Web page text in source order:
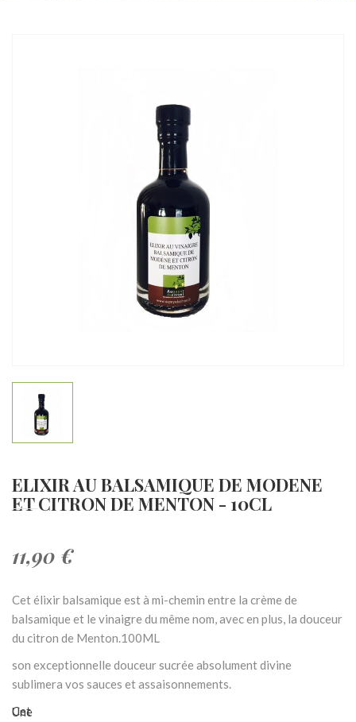
ELIXIR AU BALSAMIQUE DE MODENE
ET CITRON DE MENTON - 10CL
11,90 €
Cet élixir balsamique est à mi-chemin entre la crème de
balsamique et le vinaigre du même nom, avec en plus, la douceur
du citron de Menton.100ML
son exceptionnelle douceur sucrée absolument divine
sublimera vos sauces et assaisonnements.
Cet
Une